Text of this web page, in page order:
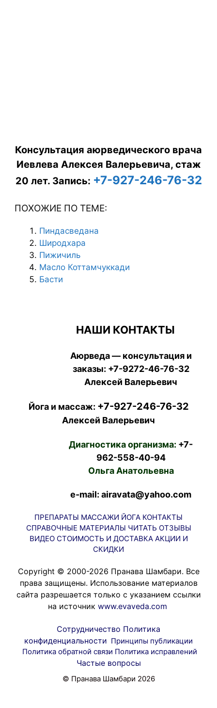
Консультация аюрведического врача
Иевлева Алексея Валерьевича, стаж
20 лет. Запись: +7-927-246-76-32
ПОХОЖИЕ ПО ТЕМЕ:
Пиндасведана
Широдхара
Пижичиль
Масло Коттамчуккади
Басти
НАШИ КОНТАКТЫ
Аюрведа — консультация и
заказы: +7-9272-46-76-32
Алексей Валерьевич
Йога и массаж: +7-927-246-76-32
Алексей Валерьевич
Диагностика организма: +7-
962-558-40-94
Ольга Анатольевна
e-mail: airavata@yahoo.com
ПРЕПАРАТЫ МАССАЖИ ЙОГА КОНТАКТЫ
СПРАВОЧНЫЕ МАТЕРИАЛЫ ЧИТАТЬ ОТЗЫВЫ
ВИДЕО СТОИМОСТЬ И ДОСТАВКА АКЦИИ И
СКИДКИ
Copyright © 2000-2026 Пранава Шамбари. Все
права защищены. Использование материалов
сайта разрешается только с указанием ссылки
на источник www.evaveda.com
Сотрудничество Политика
конфиденциальности Принципы публикации
Политика обратной связи Политика исправлений
Частые вопросы
© Пранава Шамбари 2026